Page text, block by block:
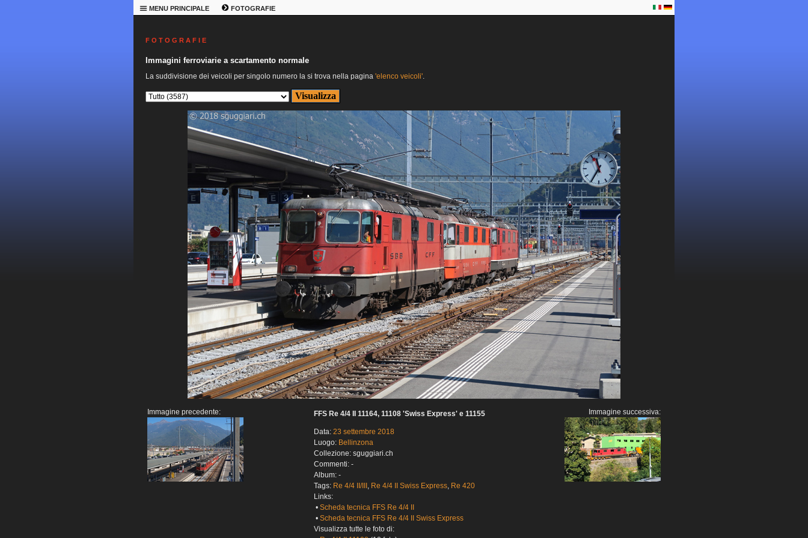
MENU PRINCIPALE FOTOGRAFIE
F O T O G R A F I E
Immagini ferroviarie a scartamento normale
La suddivisione dei veicoli per singolo numero la si trova nella pagina 'elenco veicoli'.
Immagine precedente: FFS Re 4/4 II 11164, 11108 'Swiss Express' e 11155
Data: 23 settembre 2018
Luogo: Bellinzona
Collezione: sguggiari.ch
Commenti: -
Album: -
Tags: Re 4/4 II/III , Re 4/4 II Swiss Express, Re 420
Links:
• Scheda tecnica FFS Re 4/4 II
• Scheda tecnica FFS Re 4/4 II Swiss Express
Visualizza tutte le foto di:
Immagine successiva: